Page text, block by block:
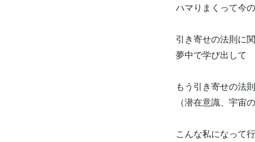
ハマりまくって今
引き寄せの法則に
夢中で学び出して
もう引き寄せの法
（潜在意識、宇宙
こんな私になって